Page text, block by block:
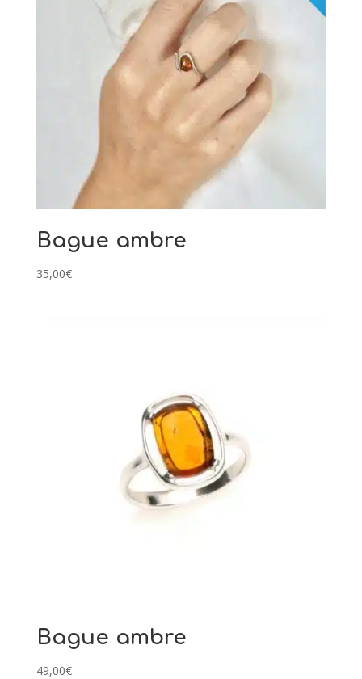
Bague ambre
35,00€
Bague ambre
49,00€